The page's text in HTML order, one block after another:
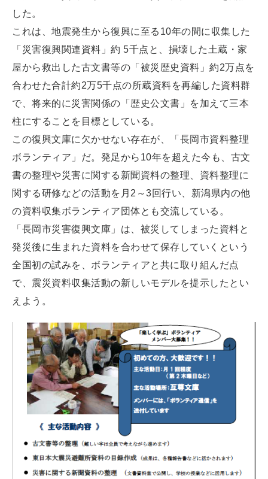
した。
これは、地震発生から復興に至る10年の間に収集した
「災害復興関連資料」約 5千点と、損壊した土蔵・家
屋から救出した古文書等の「被災歴史資料」約2万点を
合わせた合計約2万5千点の所蔵資料を再編した資料群
で、将来的に災害関係の「歴史公文書」を加えて三本
柱にすることを目標としている。
この復興文庫に欠かせない存在が、「長岡市資料整理
ボランティア」だ。発足から10年を超えた今も、古文
書の整理や災害に関する新聞資料の整理、資料整理に
関する研修などの活動を月2～3回行い、新潟県内の他
の資料収集ボランティア団体とも交流している。
「長岡市災害復興文庫」は、被災してしまった資料と
発災後に生まれた資料を合わせて保存していくという
全国初の試みを、ボランティアと共に取り組んだ点
で、震災資料収集活動の新しいモデルを提示したとい
えよう。